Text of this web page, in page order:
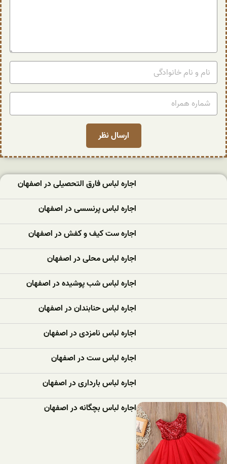
اجاره لباس فارق التحصیلی در اصفهان
اجاره لباس پرنسسی در اصفهان
اجاره ست کیف و کفش در اصفهان
اجاره لباس محلی در اصفهان
اجاره لباس شب پوشیده در اصفهان
اجاره لباس حنابندان در اصفهان
اجاره لباس نامزدی در اصفهان
اجاره لباس ست در اصفهان
اجاره لباس بارداری در اصفهان
اجاره لباس بچگانه در اصفهان